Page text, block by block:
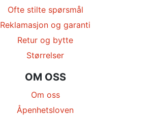
Ofte stilte spørsmål
Reklamasjon og garanti
Retur og bytte
Størrelser
OM OSS
Om oss
Åpenhetsloven